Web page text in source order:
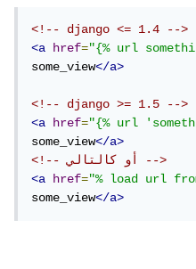
<!-- django <= 1.4 -->
<a
href="{% url
some_view</a>
<!-- django >= 1.5 -->
<a
href="{% url
some_view</a>
<!-- أو كالتالي -->
<a
href="% load url
some_view</a>